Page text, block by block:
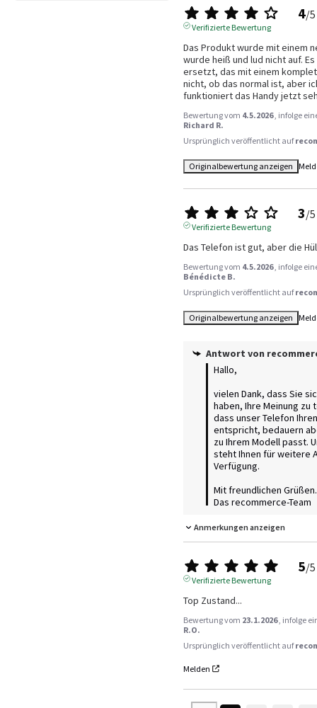
4/5
Verifizierte Bewertung
Das Produkt wurde mit einem
wurde heiß und lud nicht auf.
ersetzt, das mit einem
nicht, ob das normal ist, aber
funktioniert das Handy jetzt
Bewertung vom 4.5.2026 , infolge
Richard R.
Ursprünglich veröffentlicht auf
Originalbewertung anzeigen
3/5
Verifizierte Bewertung
Das Telefon ist gut, aber die
Bewertung vom 4.5.2026 , infolge
Bénédicte B.
Ursprünglich veröffentlicht auf
Originalbewertung anzeigen
Antwort von
Hallo,
vielen Dank, dass Sie
haben, Ihre Meinung zu
dass unser Telefon
entspricht, bedauern
zu Ihrem Modell passt.
steht Ihnen für weitere
Verfügung.
Mit freundlichen Grüßen.
Das recommerce-Team
Anmerkungen anzeigen
5/5
Verifizierte Bewertung
Top Zustand...
Bewertung vom 23.1.2026 , infolge
R.O.
Ursprünglich veröffentlicht auf
Melden